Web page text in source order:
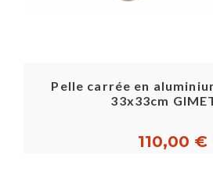
Pelle carrée en
33x33cm
110,00 €